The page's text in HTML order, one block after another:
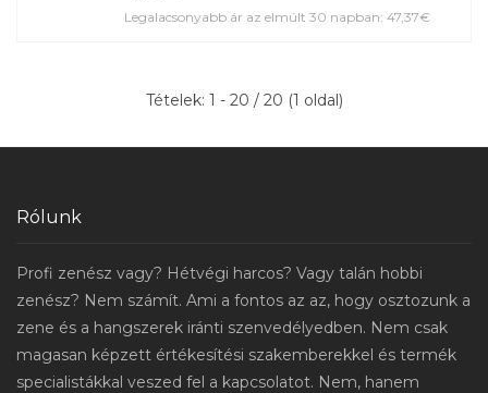
Legalacsonyabb ár az elmúlt 30 napban: 47,37€
Tételek: 1 - 20 / 20 (1 oldal)
Rólunk
Profi zenész vagy? Hétvégi harcos? Vagy talán hobbi
zenész? Nem számít. Ami a fontos az az, hogy osztozunk a
zene és a hangszerek iránti szenvedélyedben. Nem csak
magasan képzett értékesítési szakemberekkel és termék
specialistákkal veszed fel a kapcsolatot. Nem, hanem